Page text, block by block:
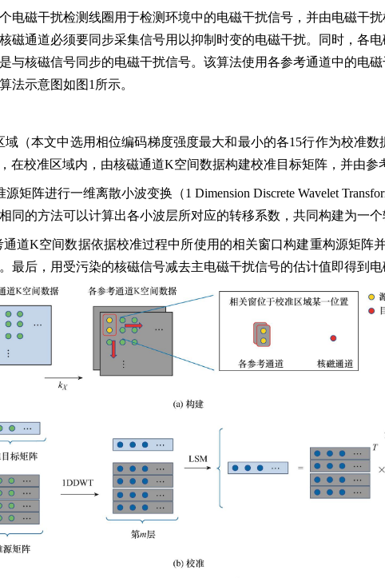
电磁干扰检测线圈用于检测环境中的电磁干扰信号，并由电磁干
磁通道必须要同步采集信号用以抑制时变的电磁干扰。同时，各
与核磁信号同步的电磁干扰信号。该算法使用各参考通道中的电
法示意图如图1所示。
（本文中选用相位编码梯度强度最大和最小的各15行作为校准
在校准区域内，由核磁通道K空间数据构建校准目标矩阵，并由
矩阵进行一维离散小波变换（1 Dimension Discrete Wavelet
的方法可以计算出各小波层所对应的转移系数，共同构建为一个
道K空间数据依据校准过程中所使用的相关窗口构建重构源矩
后，用受污染的核磁信号减去主电磁干扰信号的估计值即得到电